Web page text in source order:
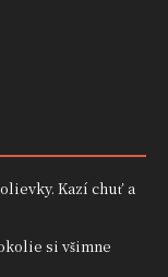
Kazí chuť a
si všimne